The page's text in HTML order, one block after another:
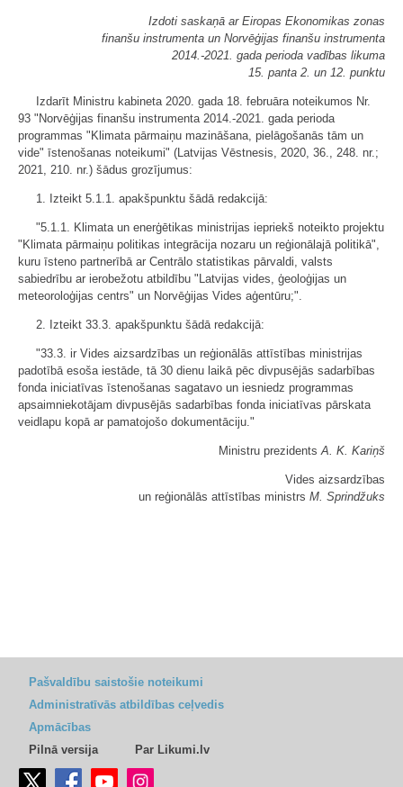
Izdoti saskaņā ar Eiropas Ekonomikas zonas
finanšu instrumenta un Norvēģijas finanšu instrumenta
2014.-2021. gada perioda vadības likuma
15. panta 2. un 12. punktu
Izdarīt Ministru kabineta 2020. gada 18. februāra noteikumos Nr.
93 "Norvēģijas finanšu instrumenta 2014.-2021. gada perioda
programmas "Klimata pārmaiņu mazināšana, pielāgošanās tām un
vide" īstenošanas noteikumi" (Latvijas Vēstnesis, 2020, 36., 248. nr.;
2021, 210. nr.) šādus grozījumus:
1. Izteikt 5.1.1. apakšpunktu šādā redakcijā:
"5.1.1. Klimata un enerģētikas ministrijas iepriekš noteikto projektu
"Klimata pārmaiņu politikas integrācija nozaru un reģionālajā politikā",
kuru īsteno partnerībā ar Centrālo statistikas pārvaldi, valsts
sabiedrību ar ierobežotu atbildību "Latvijas vides, ģeoloģijas un
meteoroloģijas centrs" un Norvēģijas Vides aģentūru;".
2. Izteikt 33.3. apakšpunktu šādā redakcijā:
"33.3. ir Vides aizsardzības un reģionālās attīstības ministrijas
padotībā esoša iestāde, tā 30 dienu laikā pēc divpusējās sadarbības
fonda iniciatīvas īstenošanas sagatavo un iesniedz programmas
apsaimniekotājam divpusējās sadarbības fonda iniciatīvas pārskata
veidlapu kopā ar pamatojošo dokumentāciju."
Ministru prezidentsA. K. Kariņš
Vides aizsardzības
un reģionālās attīstības ministrs M. Sprindžuks
Pašvaldību saistošie noteikumi
Administratīvās atbildības ceļvedis
Apmācības
Pilnā versija
Par Likumi.lv